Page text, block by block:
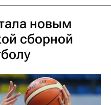
новым
сборной